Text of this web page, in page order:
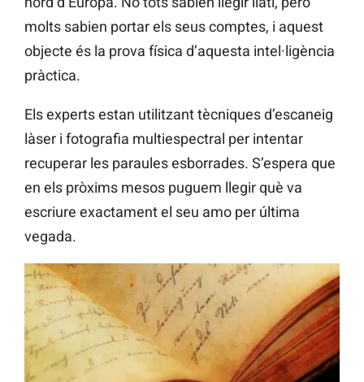
molts sabien portar els seus comptes, i aquest
objecte és la prova física d’aquesta intel·ligència
pràctica.
Els experts estan utilitzant tècniques d’escaneig
làser i fotografia multiespectral per intentar
recuperar les paraules esborrades. S’espera que
en els pròxims mesos puguem llegir què va
escriure exactament el seu amo per última
vegada.